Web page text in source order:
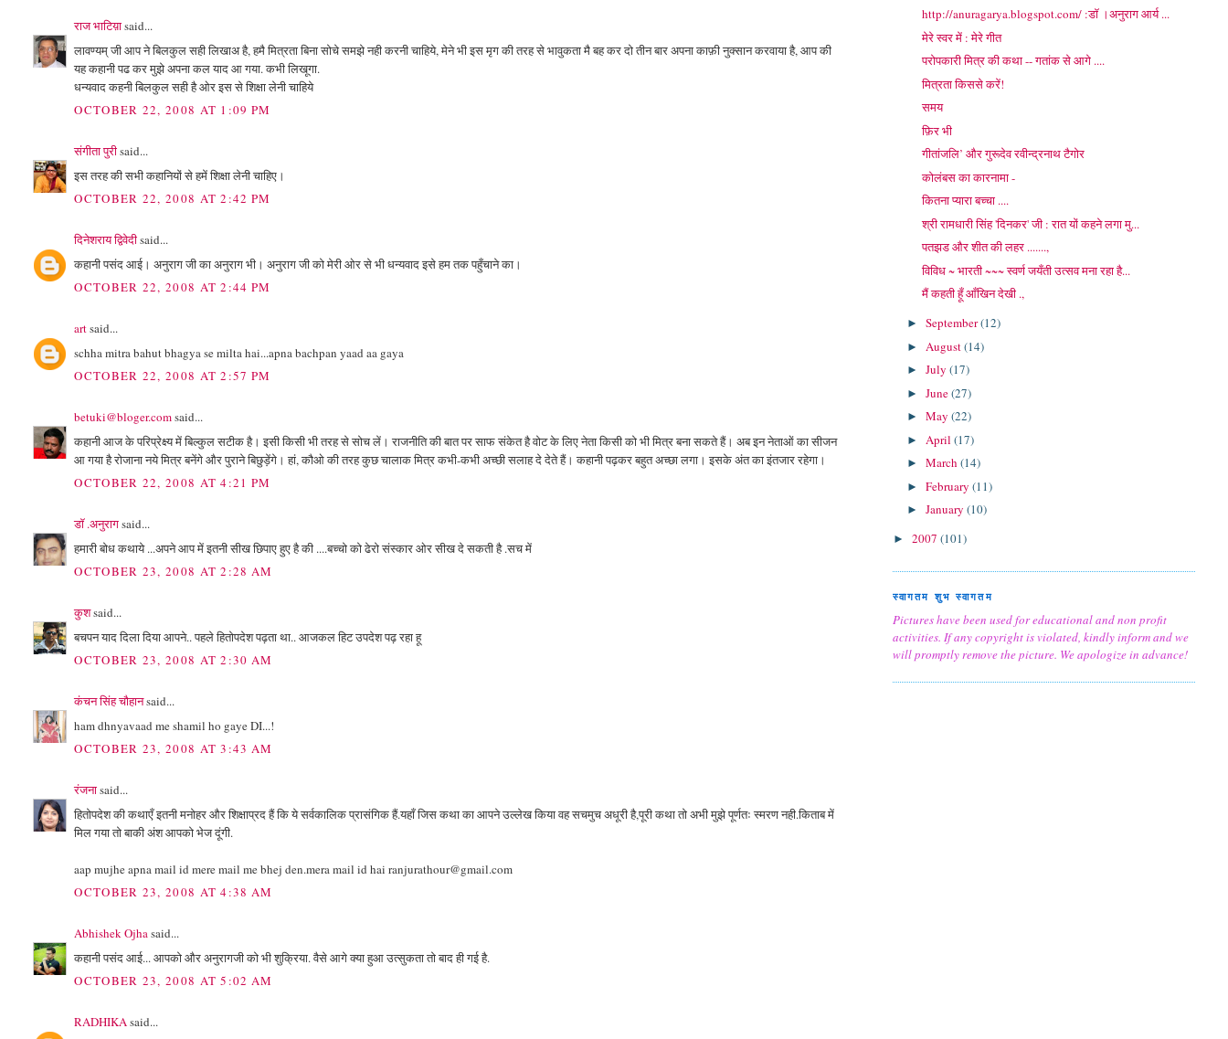
राज भाटिय़ाsaid...
लावण्यम् जी आप ने बिलकुल सही लिखाअ है, हमै मित्रता बिना सोचे समझे नही करनी चाहिये, मेने भी इस मृग की तरह से भावुकता मै बह कर दो तीन बार अपना काफ़ी नुक्सान करवाया है, आप की
यह कहानी पढ कर मुझे अपना कल याद आ गया. कभी लिखूगा.
धन्यवाद कहनी बिलकुल सही है ओर इस से शिक्षा लेनी चाहिये
OCTOBER 22, 2008 AT 1:09 PM
संगीता पुरीsaid...
इस तरह की सभी कहानियों से हमें शिक्षा लेनी चाहिए।
OCTOBER 22, 2008 AT 2:42 PM
दिनेशराय द्विवेदीsaid...
कहानी पसंद आई। अनुराग जी का अनुराग भी। अनुराग जी को मेरी ओर से भी धन्यवाद इसे हम तक पहुँचाने का।
OCTOBER 22, 2008 AT 2:44 PM
artsaid...
schha mitra bahut bhagya se milta hai...apna bachpan yaad aa gaya
OCTOBER 22, 2008 AT 2:57 PM
betuki@bloger.comsaid...
कहानी आज के परिप्रेक्ष्य में बिल्कुल सटीक है। इसी किसी भी तरह से सोच लें। राजनीति की बात पर साफ संकेत है वोट के लिए नेता किसी को भी मित्र बना सकते हैं। अब इन नेताओं का सीजन
आ गया है रोजाना नये मित्र बनेंगे और पुराने बिछुड़ेंगे। हां, कौओ की तरह कुछ चालाक मित्र कभी-कभी अच्छी सलाह दे देते हैं। कहानी पढ़कर बहुत अच्छा लगा। इसके अंत का इंतजार रहेगा।
OCTOBER 22, 2008 AT 4:21 PM
डॉ .अनुरागsaid...
हमारी बोध कथाये ...अपने आप में इतनी सीख छिपाए हुए है की ....बच्चो को ढेरो संस्कार ओर सीख दे सकती है .सच में
OCTOBER 23, 2008 AT 2:28 AM
कुशsaid...
बचपन याद दिला दिया आपने.. पहले हितोपदेश पढ़ता था.. आजकल हिट उपदेश पढ़ रहा हू
OCTOBER 23, 2008 AT 2:30 AM
कंचन सिंह चौहानsaid...
ham dhnyavaad me shamil ho gaye DI...!
OCTOBER 23, 2008 AT 3:43 AM
रंजनाsaid...
हितोपदेश की कथाएँ इतनी मनोहर और शिक्षाप्रद हैं कि ये सर्वकालिक प्रासंगिक हैं.यहाँ जिस कथा का आपने उल्लेख किया वह सचमुच अधूरी है,पूरी कथा तो अभी मुझे पूर्णतः स्मरण नही.किताब में
मिल गया तो बाकी अंश आपको भेज दूंगी.
aap mujhe apna mail id mere mail me bhej den.mera mail id hai ranjurathour@gmail.com
OCTOBER 23, 2008 AT 4:38 AM
Abhishek Ojhasaid...
कहानी पसंद आई... आपको और अनुरागजी को भी शुक्रिया. वैसे आगे क्या हुआ उत्सुकता तो बाद ही गई है.
OCTOBER 23, 2008 AT 5:02 AM
RADHIKAsaid...
http://anuragarya.blogspot.com/ :डॉ ।अनुराग आर्य ...
मेरे स्वर में : मेरे गीत
परोपकारी मित्र की कथा -- गतांक से आगे ....
मित्रता किससे करें!
समय
फ़िर भी
गीतांजलि’ और गुरूदेव रवीन्द्रनाथ टैगोर
कोलंबस का कारनामा -
कितना प्यारा बच्चा ....
श्री रामधारी सिंह 'दिनकर' जी : रात यों कहने लगा मु...
पतझड और शीत की लहर .......,
विविध ~ भारती ~~~ स्वर्ण जयँती उत्सव मना रहा है...
मैं कहती हूँ आँखिन देखी .,
►September(12)
► August(14)
►July(17)
►June(27)
►May(22)
► April(17)
►March(14)
►February(11)
►January(10)
► 2007 (101)
स्वागतम शुभ स्वागतम
Pictures have been used for educational and non profit
activities. If any copyright is violated, kindly inform and we
will promptly remove the picture. We apologize in advance!